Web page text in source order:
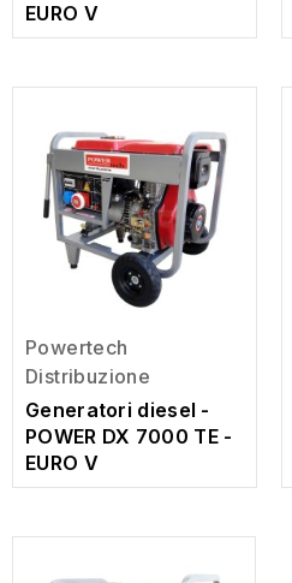
EURO V
Powertech
Distribuzione
Generatori diesel -
POWER DX 7000 TE -
EURO V